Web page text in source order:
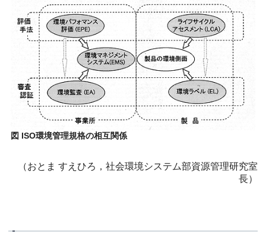
図 ISO環境管理規格の相互関係
（おとま すえひろ，社会環境システム部資源管理研究室
長）